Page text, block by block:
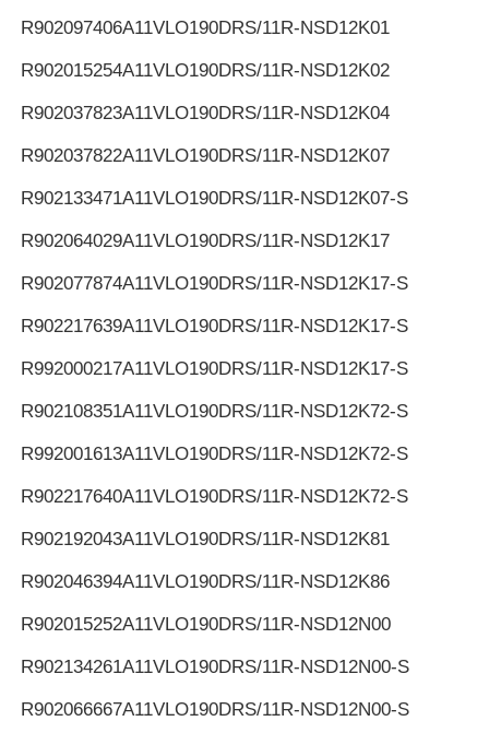
R902097406A11VLO190DRS/11R-NSD12K01
R902015254A11VLO190DRS/11R-NSD12K02
R902037823A11VLO190DRS/11R-NSD12K04
R902037822A11VLO190DRS/11R-NSD12K07
R902133471A11VLO190DRS/11R-NSD12K07-S
R902064029A11VLO190DRS/11R-NSD12K17
R902077874A11VLO190DRS/11R-NSD12K17-S
R902217639A11VLO190DRS/11R-NSD12K17-S
R992000217A11VLO190DRS/11R-NSD12K17-S
R902108351A11VLO190DRS/11R-NSD12K72-S
R992001613A11VLO190DRS/11R-NSD12K72-S
R902217640A11VLO190DRS/11R-NSD12K72-S
R902192043A11VLO190DRS/11R-NSD12K81
R902046394A11VLO190DRS/11R-NSD12K86
R902015252A11VLO190DRS/11R-NSD12N00
R902134261A11VLO190DRS/11R-NSD12N00-S
R902066667A11VLO190DRS/11R-NSD12N00-S